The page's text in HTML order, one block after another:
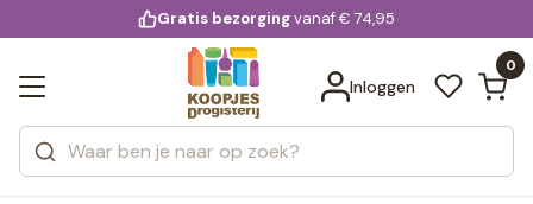
voor 20:00 uur besteld
Gratis bezorgingvanaf € 74,95
Inloggen
0
Zoeken
Categorieën
Merken
Bekijk alle resultaten